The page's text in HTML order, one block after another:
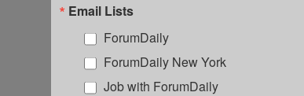
Email Lists
ForumDaily
ForumDaily New York
Job with ForumDaily